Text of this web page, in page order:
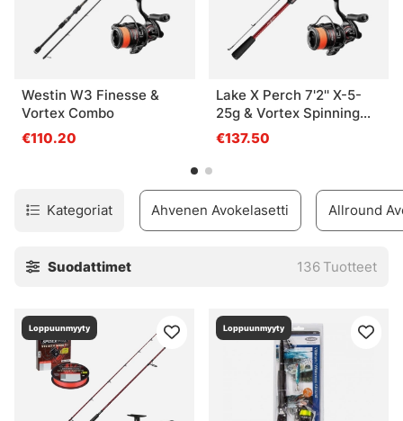
itse ja nämä ovat myös alla.
Westin W3 Finesse &
Vortex Combo
€110.20
Lake X Perch 7'2'' X-5-
25g & Vortex Spinning
Combo
€137.50
Kategoriat Ahvenen Avokelasetti Allround
Suodattimet 136 Tuotteet
Loppuunmyyty Loppuunmyyty